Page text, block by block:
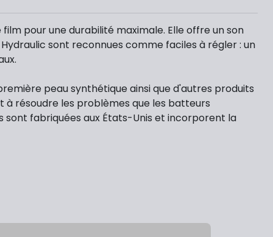
pour une durabilité maximale. Elle offre un son
sont reconnues comme faciles à régler : un
peau synthétique ainsi que d'autres produits
à résoudre les problèmes que les batteurs
sont fabriquées aux États-Unis et incorporent la